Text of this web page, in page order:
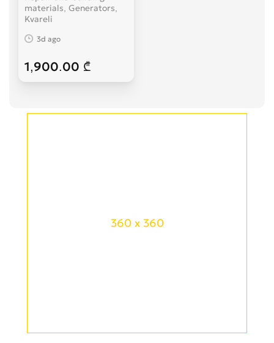
materials, Generators
Kvareli
3d ago
1,900.00 ₾
360 x 360